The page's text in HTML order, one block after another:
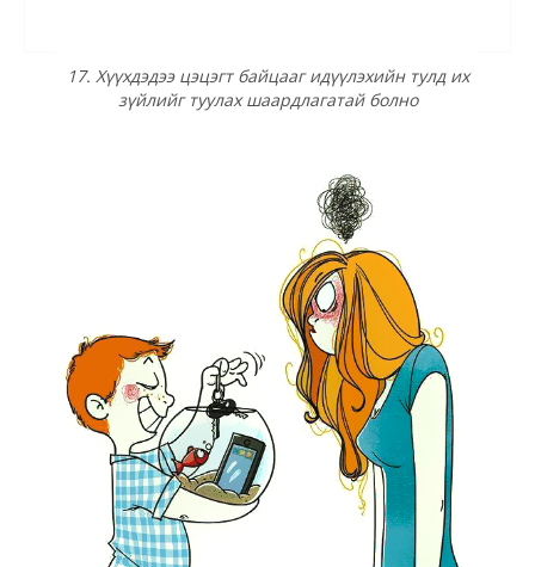
17. Хүүхдэдээ цэцэгт байцааг идүүлэхийн тулд их
зүйлийг туулах шаардлагатай болно